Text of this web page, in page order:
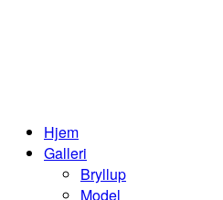
Hjem
Galleri
Bryllup
Model